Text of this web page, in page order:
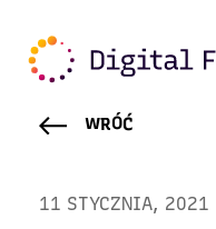
WRÓĆ
11 STYCZNIA, 2021